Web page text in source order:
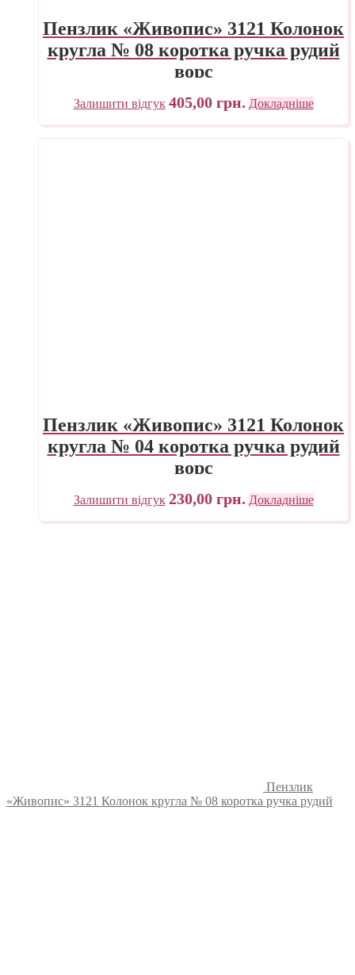
Пензлик «Живопис» 3121 Колонок
кругла № 08 коротка ручка рудий
ворс
Залишити відгук 405,00 грн. Докладніше
Пензлик «Живопис» 3121 Колонок
кругла № 04 коротка ручка рудий
ворс
Залишити відгук 230,00 грн. Докладніше
Пензлик
«Живопис» 3121 Колонок кругла № 08 коротка ручка рудий